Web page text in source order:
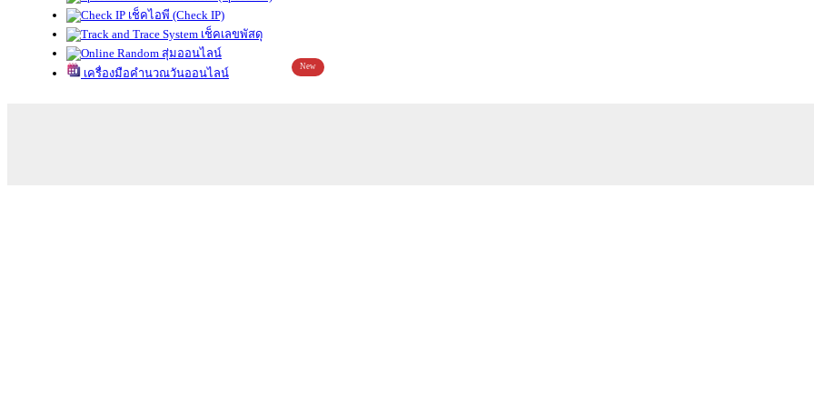
เช็คไอพี (Check IP)
เช็คเลขพัสดุ
สุ่มออนไลน์
เครื่องมือคำนวณวันออนไลน์
New